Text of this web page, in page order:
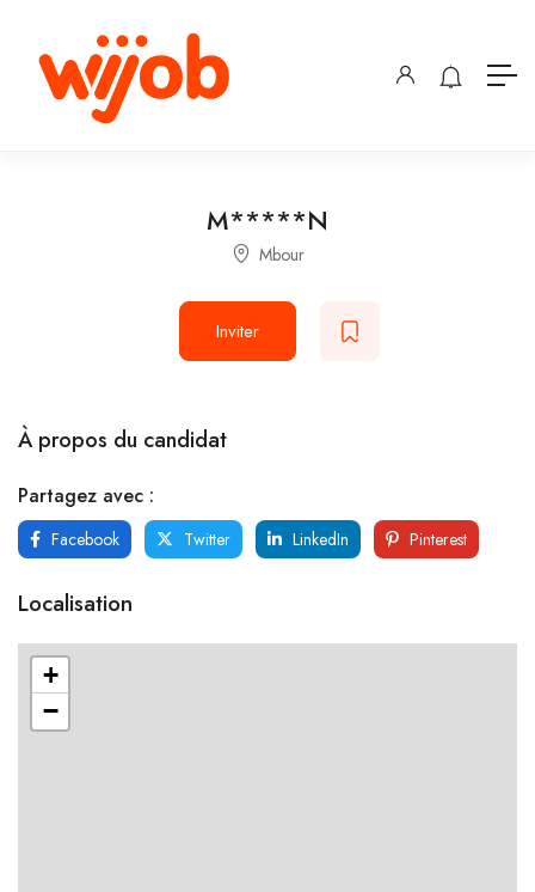
M*****N
Mbour
Inviter
À propos du candidat
Partagez avec :
Facebook Twitter LinkedIn Pinterest
Localisation
+
−